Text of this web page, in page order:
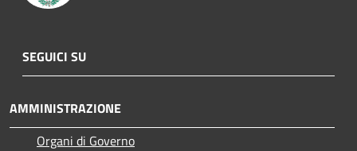
SEGUICI SU
AMMINISTRAZIONE
Organi di Governo